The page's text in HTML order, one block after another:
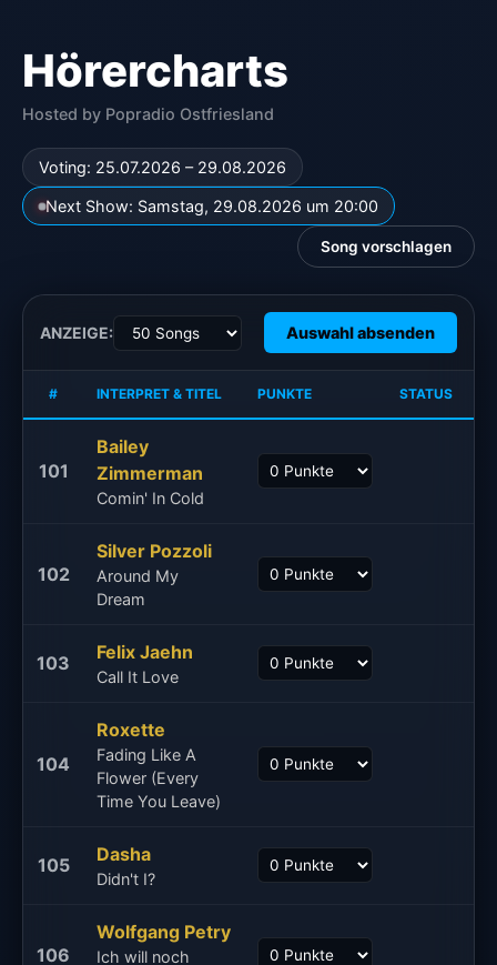
Hörercharts
Hosted by Popradio Ostfriesland
Voting: 25.07.2026 – 29.08.2026
Next Show: Samstag, 29.08.2026 um 20:00
Song vorschlagen
ANZEIGE: Auswahl absenden
# INTERPRET & TITEL PUNKTE STATUS
101
Bailey
Zimmerman
Comin' In Cold
102
Silver Pozzoli
Around My
Dream
103 Felix Jaehn
Call It Love
104
Roxette
Fading Like A
Flower (Every
Time You Leave)
105 Dasha
Didn't I?
106
Wolfgang Petry
Ich will noch